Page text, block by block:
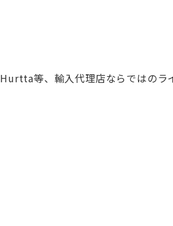
Hurtta等、輸入代理店ならではのラ